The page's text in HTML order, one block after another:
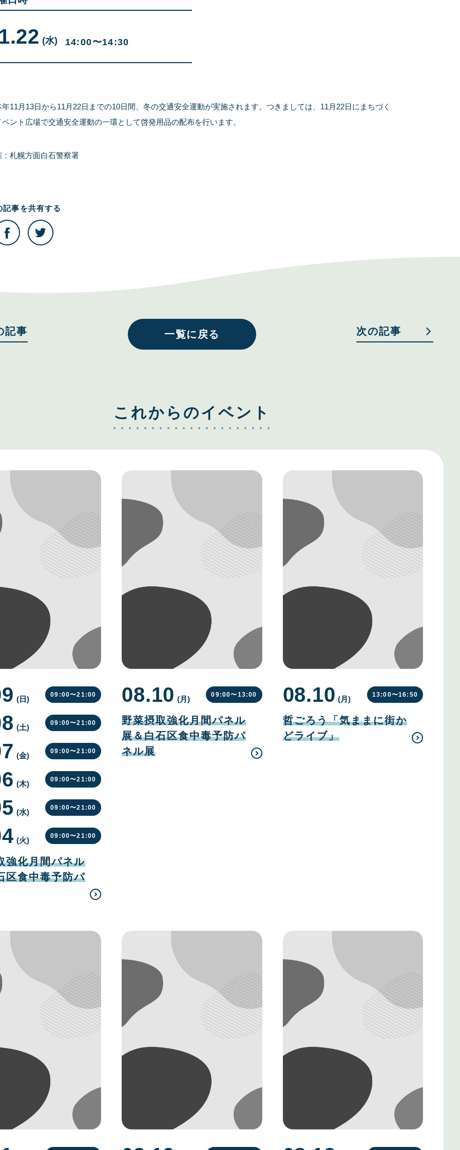
月
(水日
) 14:00〜14:30
11月13日から11月22日までの10日間、冬の交通安全運動が実施されます。つきましては、11月22日にまちづく
ベント広場で交通安全運動の一環として啓発用品の配布を行います。
：札幌方面白石警察署
記事を共有する
の
す
す
一覧に戻る
記事 次の記事
これからのイベント
強化月間パネル
区食中毒予防パ
(火曜
)
09:00〜21:00
(水曜
)
09:00〜21:00
(木曜
)
09:00〜21:00
(金曜
)
09:00〜21:00
(土曜
)
09:00〜21:00
(日曜
)
09:00〜21:00
野菜摂取強化月間パネル
展＆白石区食中毒予防パ
ネル展
08.10
月
10
日
(月曜
)
09:00〜13:00
哲ごろう「気ままに街か
どライブ」
08.10
月
10
日
(月曜
)
13:00〜16:50